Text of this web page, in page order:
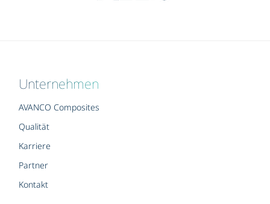
Unternehmen
AVANCO Composites
Qualität
Karriere
Partner
Kontakt